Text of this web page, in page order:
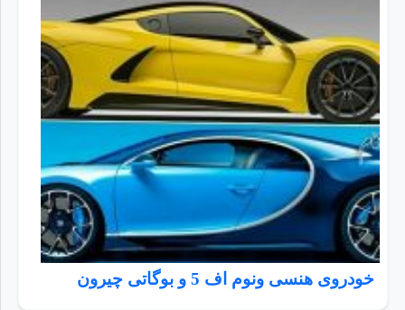
خودروی هنسی ونوم اف 5 و بوگاتی چیرون